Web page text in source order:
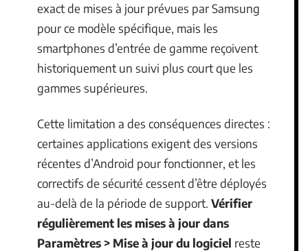
exact de mises à jour prévues par Samsung
pour ce modèle spécifique, mais les
smartphones d’entrée de gamme reçoivent
historiquement un suivi plus court que les
gammes supérieures.
Cette limitation a des conséquences directes :
certaines applications exigent des versions
récentes d’Android pour fonctionner, et les
correctifs de sécurité cessent d’être déployés
au-delà de la période de support. Vérifier
régulièrement les mises à jour dans
Paramètres > Mise à jour du logiciel reste